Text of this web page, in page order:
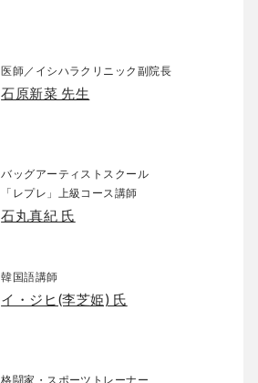
医師／イシハラクリニック副院長
石原新菜 先生
バッグアーティストスクール
「レプレ」上級コース講師
石丸真紀 氏
韓国語講師
イ・ジヒ(李芝姫) 氏
格闘家・スポーツトレーナー